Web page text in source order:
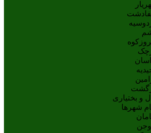
و بختیاری
شهر‌ها